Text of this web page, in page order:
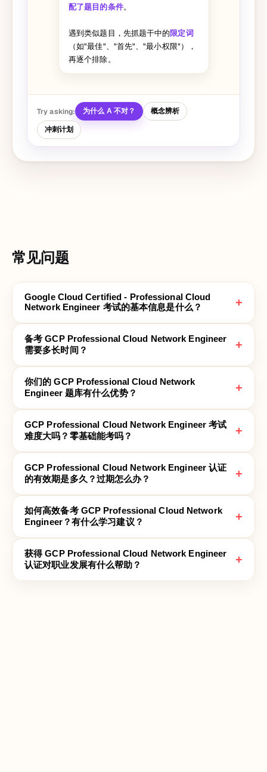
配了题目的条件。
遇到类似题目，先抓题干中的限定词
（如"最佳"、"首先"、"最小权限"），
再逐个排除。
Try asking: 为什么 A 不对？ 概念辨析
冲刺计划
常见问题
Google Cloud Certified - Professional Cloud
Network Engineer 考试的基本信息是什么？
+
备考 GCP Professional Cloud Network Engineer
需要多长时间？
+
你们的 GCP Professional Cloud Network
Engineer 题库有什么优势？
+
GCP Professional Cloud Network Engineer 考试
难度大吗？零基础能考吗？
+
GCP Professional Cloud Network Engineer 认证
的有效期是多久？过期怎么办？
+
如何高效备考 GCP Professional Cloud Network
Engineer？有什么学习建议？
+
获得 GCP Professional Cloud Network Engineer
认证对职业发展有什么帮助？
+